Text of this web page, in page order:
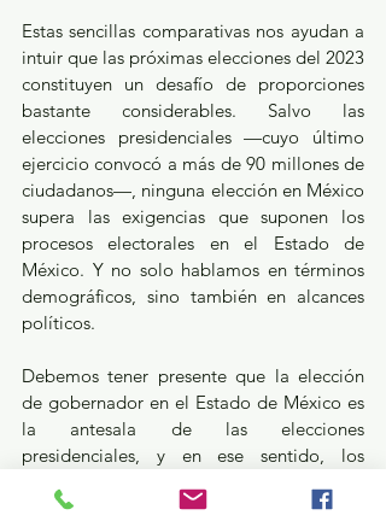
Estas sencillas comparativas nos ayudan a
intuir que las próximas elecciones del 2023
constituyen un desafío de proporciones
bastante considerables. Salvo las
elecciones presidenciales —cuyo último
ejercicio convocó a más de 90 millones de
ciudadanos—, ninguna elección en México
supera las exigencias que suponen los
procesos electorales en el Estado de
México. Y no solo hablamos en términos
demográficos, sino también en alcances
políticos.
Debemos tener presente que la elección
de gobernador en el Estado de México es
la antesala de las elecciones
presidenciales, y en ese sentido, los
como el mejor termómetro para medir el